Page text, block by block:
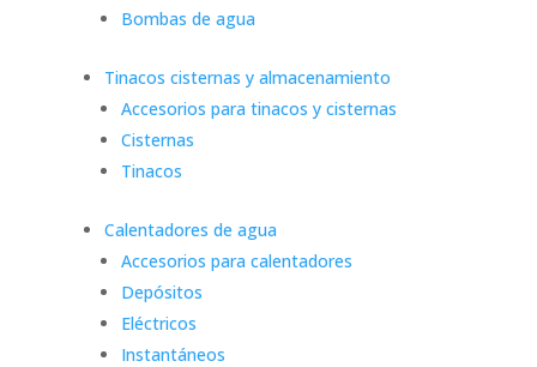
Bombas de agua
Tinacos cisternas y almacenamiento
Accesorios para tinacos y cisternas
Cisternas
Tinacos
Calentadores de agua
Accesorios para calentadores
Depósitos
Eléctricos
Instantáneos